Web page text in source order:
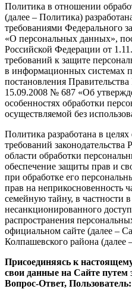
Политика в отношении
(далее – Политика)
требованиями Федерального
«О персональных данных»,
Российской Федерации от
требований к защите
в информационных системах
постановления
15.09.2008 № 687 «Об
особенностях обработки
осуществляемой без
Политика разработана в
требований
области обработки
обеспечение защиты прав и
при обработке его
прав на неприкосновенность
семейную тайну, в частности
несанкционированного
распространения
официальном сайте (далее –
Колпашевского района (далее
Присоединяясь к
свои данные на Сайте
Вопрос-Ответ, Пользователь: